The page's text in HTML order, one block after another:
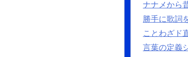
ナナメから
勝手に歌詞
ことわざド
言葉の定義